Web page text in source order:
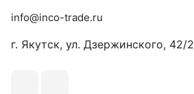
info@inco-trade.ru
г. Якутск, ул. Дзержинского, 42/2